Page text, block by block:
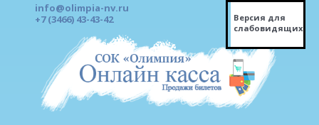
info@olimpia-nv.ru
+7 (3466) 43-43-42
Версия для
слабовидящих